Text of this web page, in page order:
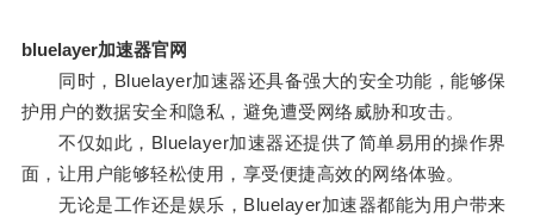
bluelayer加速器官网
同时，Bluelayer加速器还具备强大的安全功能，能够保
护用户的数据安全和隐私，避免遭受网络威胁和攻击。
不仅如此，Bluelayer加速器还提供了简单易用的操作界
面，让用户能够轻松使用，享受便捷高效的网络体验。
无论是工作还是娱乐，Bluelayer加速器都能为用户带来